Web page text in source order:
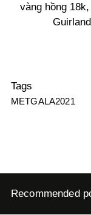
vàng hồng
Tags
METGALA2021
Recommended